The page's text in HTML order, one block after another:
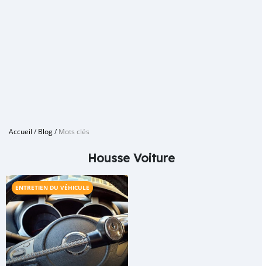
Accueil /Blog/Mots clés
Housse Voiture
ENTRETIEN DU VÉHICULE